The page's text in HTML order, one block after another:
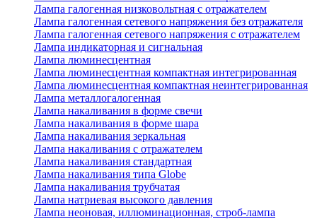
Лампа галогенная низковольтная с отражателем
Лампа галогенная сетевого напряжения без отражателя
Лампа галогенная сетевого напряжения с отражателем
Лампа индикаторная и сигнальная
Лампа люминесцентная
Лампа люминесцентная компактная интегрированная
Лампа люминесцентная компактная неинтегрированная
Лампа металлогалогенная
Лампа накаливания в форме свечи
Лампа накаливания в форме шара
Лампа накаливания зеркальная
Лампа накаливания с отражателем
Лампа накаливания стандартная
Лампа накаливания типа Globe
Лампа накаливания трубчатая
Лампа натриевая высокого давления
Лампа неоновая, иллюминационная, строб-лампа